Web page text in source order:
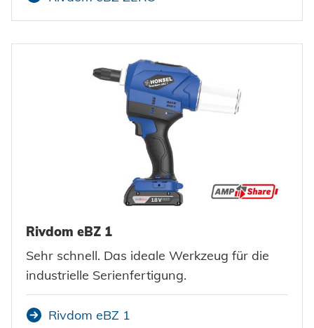
Klimatechnik
Impressum
Datenschutz
AGBs
Rivdom eBZ 1
Sehr schnell. Das ideale Werkzeug für die
industrielle Serienfertigung.
Rivdom eBZ 1